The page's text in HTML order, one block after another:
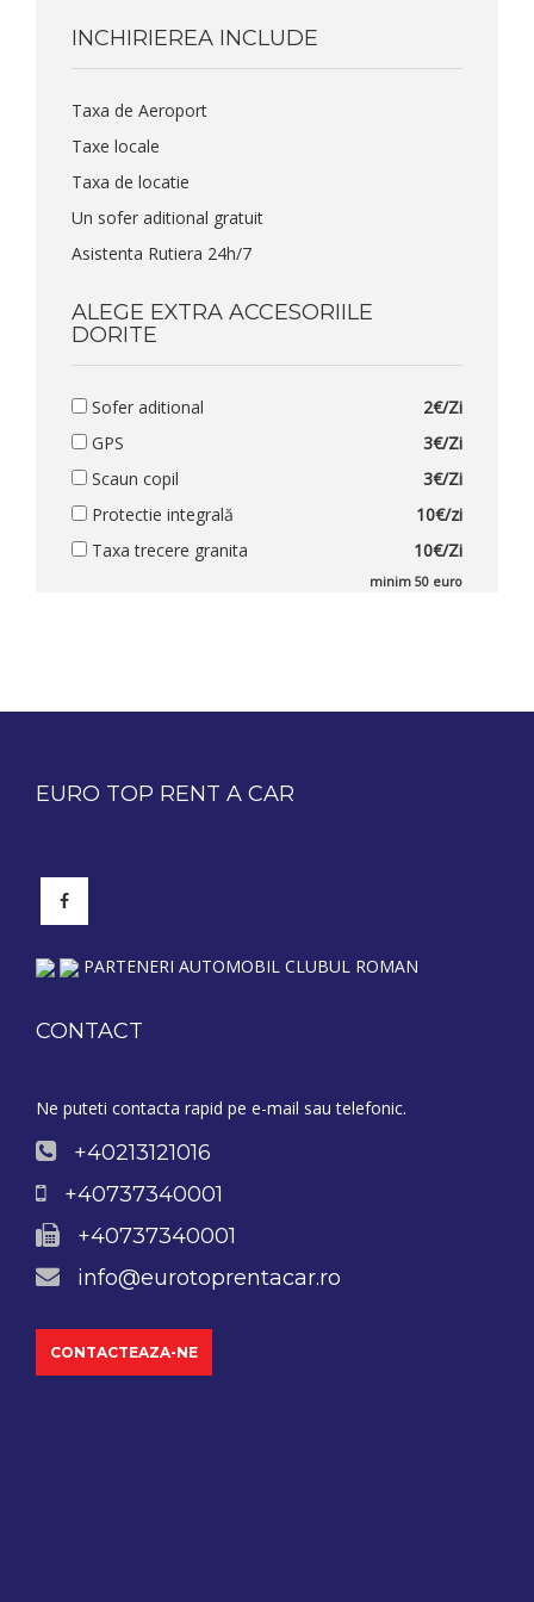
INCHIRIEREA INCLUDE
Taxa de Aeroport
Taxe locale
Taxa de locatie
Un sofer aditional gratuit
Asistenta Rutiera 24h/7
ALEGE EXTRA ACCESORIILE
DORITE
Sofer aditional
2€/Zi
GPS
3€/Zi
Scaun copil
3€/Zi
Protectie integrală
10€/zi
Taxa trecere granita
10€/Zi
minim 50 euro
EURO TOP RENT A CAR
PARTENERI AUTOMOBIL CLUBUL ROMAN
CONTACT
Ne puteti contacta rapid pe e-mail sau telefonic.
+40213121016
+40737340001
+40737340001
info@eurotoprentacar.ro
CONTACTEAZA-NE